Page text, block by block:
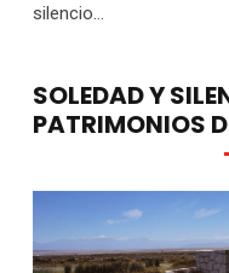
silencio...
SOLEDAD Y
PATRIMONIOS